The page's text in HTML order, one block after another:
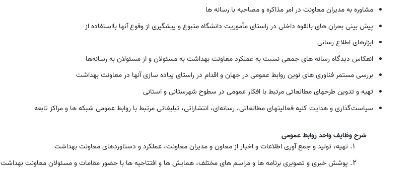
مشاوره به مدیران معاونت در امر مذاکره و مصاحبه با رسانه ها
پیش بینی بحران های بالقوه داخلی در راستای مأموریت دانشگاه متبوع و پیشگیری از وقوع آنها بااستفاده از
ابزارهای اطلاع رسانی
انعکاس دیدگاه رسانه های جمعی نسبت به عملکرد معاونت بهداشت به مسئولان و از مسئولان به رسانه‌ها
بررسی مستمر فناوری های نوین روابط عمومی در جهان و اقدام در راستای پیاده سازی آنها در معاونت بهداشت
تهیه و تدوین طرحهای مطالعاتی مرتبط با افکار عمومی در سطوح شهرستانی و استانی
سیاست‌گذاری و هدایت کلیه فعالیتهای مطالعاتی، رسانه‌ای، انتشاراتی، تبلیغاتی مرتبط با روابط عمومی شبکه ها و مراکز تابعه
شرح وظایف واحد روابط عمومی
تهیه، تولید و جمع آوری اطلاعات و اخبار از معاون و مدیران معاونت، عملکرد و دستاوردهای معاونت بهداشت
پوشش خبری و تصویری برنامه ها و مراسم های مختلف، همایش ها و افتتاحیه ها با حضور مقامات و مسئولان معاونت بهداشت